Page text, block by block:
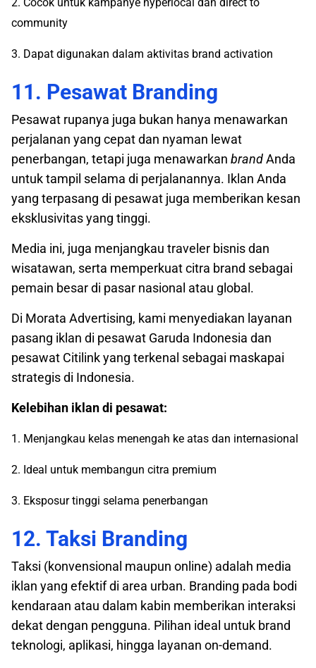
community
3. Dapat digunakan dalam aktivitas brand activation
11. Pesawat Branding
Pesawat rupanya juga bukan hanya menawarkan
perjalanan yang cepat dan nyaman lewat
penerbangan, tetapi juga menawarkan brandAnda
untuk tampil selama di perjalanannya. Iklan Anda
yang terpasang di pesawat juga memberikan kesan
eksklusivitas yang tinggi.
Media ini, juga menjangkau traveler bisnis dan
wisatawan, serta memperkuat citra brand sebagai
pemain besar di pasar nasional atau global.
Di Morata Advertising, kami menyediakan layanan
pasang iklan di pesawat Garuda Indonesia dan
pesawat Citilink yang terkenal sebagai maskapai
strategis di Indonesia.
Kelebihan iklan di pesawat:
1. Menjangkau kelas menengah ke atas dan internasional
2. Ideal untuk membangun citra premium
3. Eksposur tinggi selama penerbangan
12. Taksi Branding
Taksi (konvensional maupun online) adalah media
iklan yang efektif di area urban. Branding pada bodi
kendaraan atau dalam kabin memberikan interaksi
dekat dengan pengguna. Pilihan ideal untuk brand
teknologi, aplikasi, hingga layanan on-demand.